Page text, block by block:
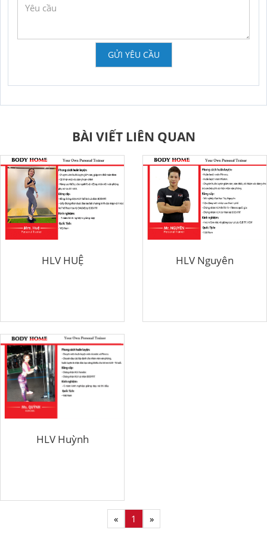
GỬI YÊU CẦU
BÀI VIẾT LIÊN QUAN
HLV HUỆ HLV Nguyên
HLV Huỳnh
« 1 »